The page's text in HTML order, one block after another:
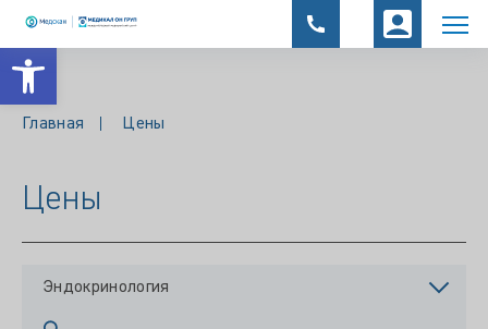
Открыть панель инструментов
Главная Цены
Цены
Эндокринология